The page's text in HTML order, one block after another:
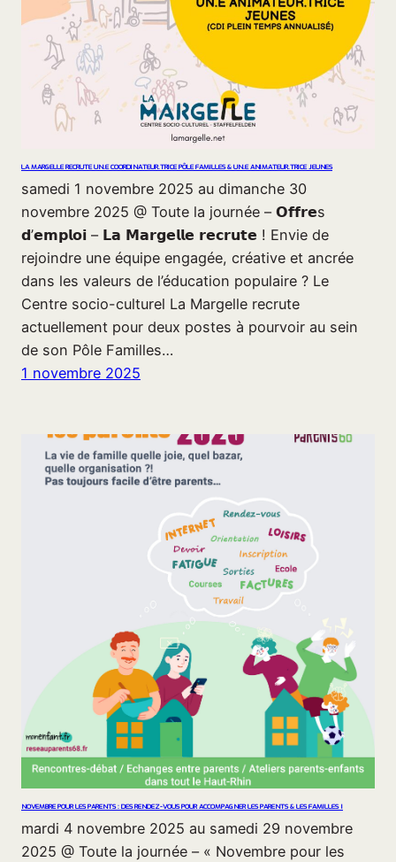
LA MARGELLE RECRUTE UN.E COORDINATEUR.TRICE PÔLE FAMILLES & UN.E ANIMATEUR.TRICE JEUNES
samedi 1 novembre 2025 au dimanche 30
novembre 2025 @ Toute la journée – 𝗢𝗳𝗳𝗿𝗲s
𝗱’𝗲𝗺𝗽𝗹𝗼𝗶 – 𝗟𝗮 𝗠𝗮𝗿𝗴𝗲𝗹𝗹𝗲 𝗿𝗲𝗰𝗿𝘂𝘁𝗲 ! Envie de
rejoindre une équipe engagée, créative et ancrée
dans les valeurs de l’éducation populaire ? Le
Centre socio-culturel La Margelle recrute
actuellement pour deux postes à pourvoir au sein
de son Pôle Familles…
1 novembre 2025
NOVEMBRE POUR LES PARENTS : DES RENDEZ-VOUS POUR ACCOMPAGNER LES PARENTS & LES FAMILLES !
mardi 4 novembre 2025 au samedi 29 novembre
2025 @ Toute la journée – « Novembre pour les